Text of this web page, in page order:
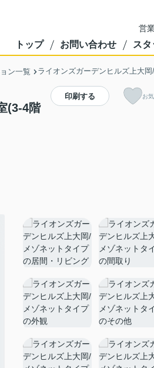
営
トップ お問い合わせ ス
ン一覧 ライオンズガーデンヒルズ上大
(3-4階
印刷する お